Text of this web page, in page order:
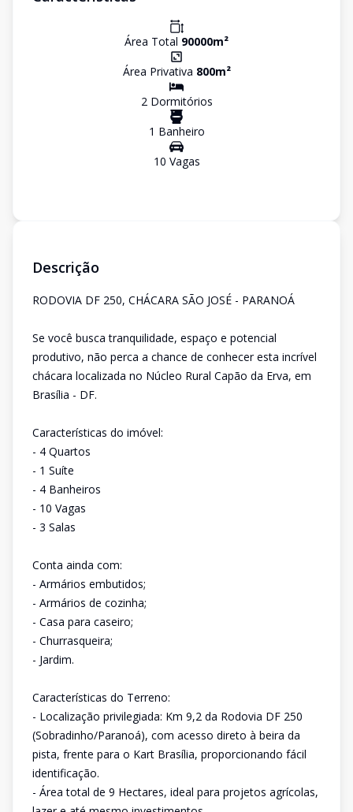
Área Total 90000m²
Área Privativa 800m²
2Dormitórios
1 Banheiro
10 Vagas
Descrição
RODOVIA DF 250, CHÁCARA SÃO JOSÉ - PARANOÁ
Se você busca tranquilidade, espaço e potencial
produtivo, não perca a chance de conhecer esta incrível
chácara localizada no Núcleo Rural Capão da Erva, em
Brasília - DF.
Características do imóvel:
- 4 Quartos
- 1 Suíte
- 4 Banheiros
- 10 Vagas
- 3 Salas
Conta ainda com:
- Armários embutidos;
- Armários de cozinha;
- Casa para caseiro;
- Churrasqueira;
- Jardim.
Características do Terreno:
- Localização privilegiada: Km 9,2 da Rodovia DF 250
(Sobradinho/Paranoá), com acesso direto à beira da
pista, frente para o Kart Brasília, proporcionando fácil
identificação.
- Área total de 9 Hectares, ideal para projetos agrícolas,